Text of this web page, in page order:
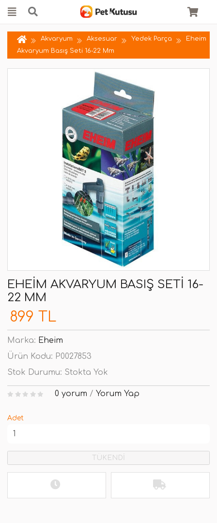
Akvaryum Aksesuar Yedek Parça
Eheim
Akvaryum Basış Seti 16-22 Mm
EHEIM AKVARYUM BASIŞ SETI 16-
22 MM
899 TL
Marka: Eheim
Ürün Kodu: P0027853
Stok Durumu: Stokta Yok
0 yorum / Yorum Yap
Adet
TÜKENDİ